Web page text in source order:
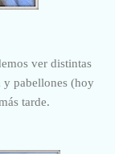
ver distintas
y pabellones (hoy
tarde.